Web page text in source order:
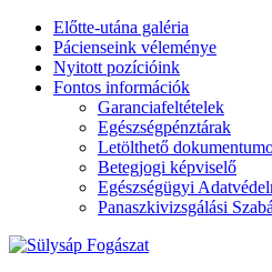
Előtte-utána galéria
Pácienseink véleménye
Nyitott pozícióink
Fontos információk
Garanciafeltételek
Egészségpénztárak
Letölthető
Betegjogi képviselő
Egészségügyi
Panaszkivizsgálási